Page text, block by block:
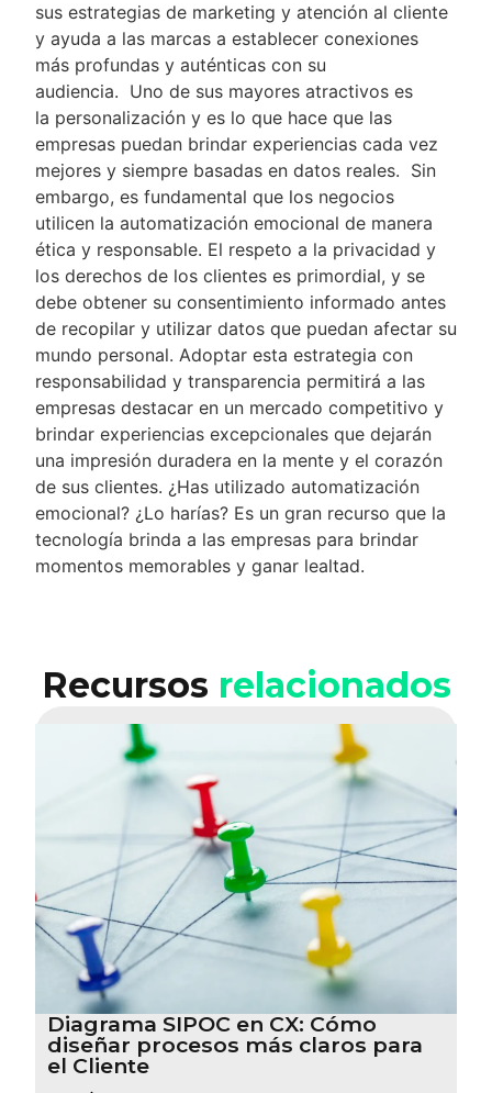
sus estrategias de marketing y atención al cliente
y ayuda a las marcas a establecer conexiones
más profundas y auténticas con su
audiencia. Uno de sus mayores atractivos es
la personalización y es lo que hace que las
empresas puedan brindar experiencias cada vez
mejores y siempre basadas en datos reales. Sin
embargo, es fundamental que los negocios
utilicen la automatización emocional de manera
ética y responsable. El respeto a la privacidad y
los derechos de los clientes es primordial, y se
debe obtener su consentimiento informado antes
de recopilar y utilizar datos que puedan afectar su
mundo personal. Adoptar esta estrategia con
responsabilidad y transparencia permitirá a las
empresas destacar en un mercado competitivo y
brindar experiencias excepcionales que dejarán
una impresión duradera en la mente y el corazón
de sus clientes. ¿Has utilizado automatización
emocional? ¿Lo harías? Es un gran recurso que la
tecnología brinda a las empresas para brindar
momentos memorables y ganar lealtad.
Recursos relacionados
Diagrama SIPOC en CX: Cómo
diseñar procesos más claros para
el Cliente